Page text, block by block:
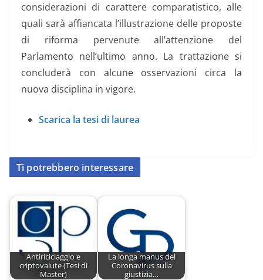
considerazioni di carattere comparatistico, alle
quali sarà affiancata l’illustrazione delle proposte
di riforma pervenute all’attenzione del
Parlamento nell’ultimo anno. La trattazione si
concluderà con alcune osservazioni circa la
nuova disciplina in vigore.
Scarica la tesi di laurea
Ti potrebbero interessare
Antiriciclaggio e
criptovalute (Tesi di
Master)
La longa manus del
Coronavirus sulla
giustizia…